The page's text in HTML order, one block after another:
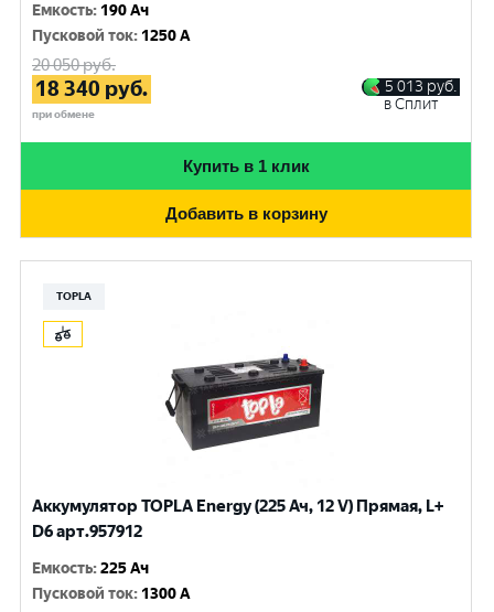
Емкость: 190 Ач
Пусковой ток: 1250 A
20 050руб.
18 340 руб.
при обмене
5 013 руб.
в Сплит
Купить в 1 клик
Добавить в корзину
TOPLA
Аккумулятор TOPLA Energy (225 Ач, 12 V) Прямая, L+
D6 арт.957912
Емкость:225 Ач
Пусковой ток: 1300 A